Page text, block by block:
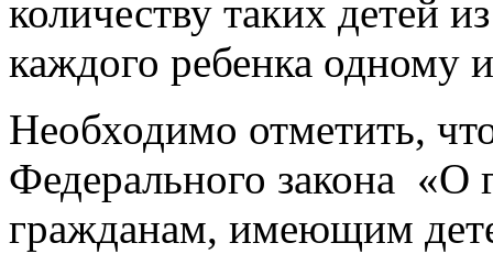
количеству таких детей
каждого ребенка одному
Необходимо отметить,
Федерального закона «О
гражданам, имеющим